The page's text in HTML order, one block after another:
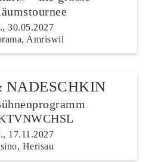
30.05.2027
Amriswil
NADESCHKIN
17.11.2027
Herisau